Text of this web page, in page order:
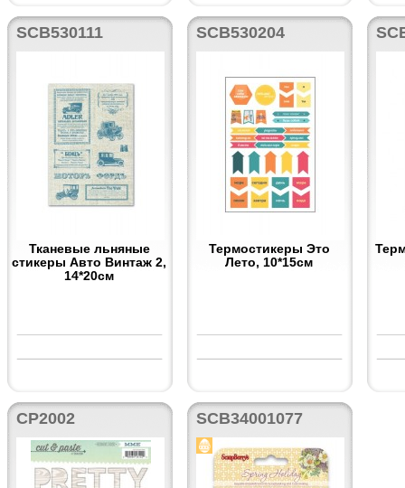
SCB530111
Тканевые льняные
стикеры Авто Винтаж 2,
14*20см
SCB530204
Термостикеры Это
Лето, 10*15см
CP2002 SCB34001077